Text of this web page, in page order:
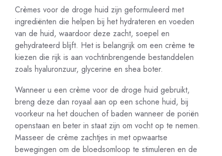
Crèmes voor de droge huid zijn geformuleerd met
ingrediënten die helpen bij het hydrateren en voeden
van de huid, waardoor deze zacht, soepel en
gehydrateerd blijft. Het is belangrijk om een crème te
kiezen die rijk is aan vochtinbrengende bestanddelen
zoals hyaluronzuur, glycerine en shea boter.
Wanneer u een crème voor de droge huid gebruikt,
breng deze dan royaal aan op een schone huid, bij
voorkeur na het douchen of baden wanneer de poriën
openstaan en beter in staat zijn om vocht op te nemen.
Masseer de crème zachtjes in met opwaartse
bewegingen om de bloedsomloop te stimuleren en de